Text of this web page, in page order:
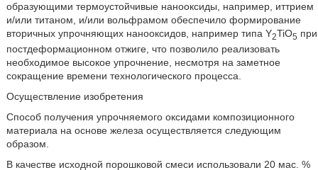
образующими термоустойчивые нанооксиды, например, иттрием
и/или титаном, и/или вольфрамом обеспечило формирование
вторичных упрочняющих нанооксидов, например типа Y2TiO5 при
постдеформационном отжиге, что позволило реализовать
необходимое высокое упрочнение, несмотря на заметное
сокращение времени технологического процесса.
Осуществление изобретения
Способ получения упрочняемого оксидами композиционного
материала на основе железа осуществляется следующим
образом.
В качестве исходной порошковой смеси использовали 20 мас. %